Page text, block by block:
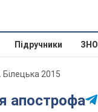
Підручники ЗНО
Білецька 2015
апострофа